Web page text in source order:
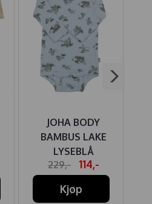
JOHA BODY
BAMBUS LAKE
LYSEBLÅ
229,-
114,-
Kjøp